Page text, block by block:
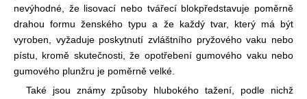
nevýhodné, že lisovací nebo tvářecí blokpředstavuje poměrně
drahou formu ženského typu a že každý tvar, který má být
vyroben, vyžaduje poskytnutí zvláštního pryžového vaku nebo
pístu, kromě skutečnosti, že opotřebení gumového vaku nebo
gumového plunžru je poměrně velké.
Také jsou známy způsoby hlubokého tažení, podle nichž